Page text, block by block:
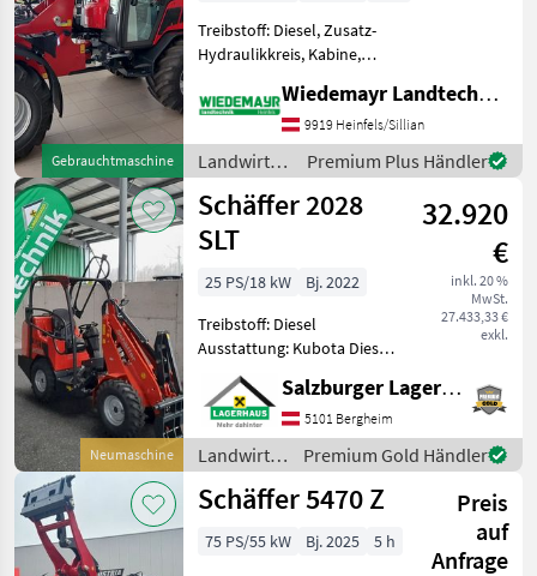
Gebrauchtmaschine
Treibstoff: Diesel, Zusatz-
Hydraulikkreis, Kabine,
hydr. Geräteverriegelung +
Bereifung 15.0/55-17 AS 6-
Loch, ET +45 + HD-
Planetenachsen mit Selbs
Wiedemayr Landtechnik GmbH
9919 Heinfels/Sillian
Landwirtsch.
Motorfahrzeuge
/ Schäffer
Premium Plus Händler
Neumaschine
Schäffer 2028
SLT
32.920
€
inkl. 20 %
MwSt.
27.433,33 €
exkl.
25 PS/18 kW
Bj. 2022
Treibstoff: Diesel
Ausstattung: Kubota Diesel
Motor; Heckgewicht
Endplatte; Ölkühler; hydr.
Werkzeugverriegelung;
Rückhaltesystem; Bereifung
7.00-12; Eu
Salzburger Lagerhaus-Technik
5101 Bergheim
Landwirtsch.
Motorfahrzeuge
/ Schäffer
Premium Gold Händler
Schäffer 5470 Z
Preis
auf
Anfrage
75 PS/55 kW Bj. 2025 5 h